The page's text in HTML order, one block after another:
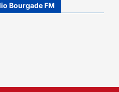
Bourgade FM